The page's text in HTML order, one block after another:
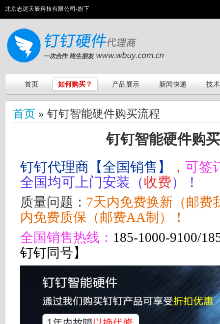
北京志远天辰科技有限公司-旗下
首页 如何购买？ 产品展示 新闻快递 技
首页 » 钉钉智能硬件购买流程
钉钉智能硬件购
钉钉代理商【全国销售】 ， 可签
全国均可上门安装（收费）！
质量问题： 7天内免费换新（邮费
内免费质保（邮费AA制）！
全国销售热线： 185-1000-9100/
钉钉同号】